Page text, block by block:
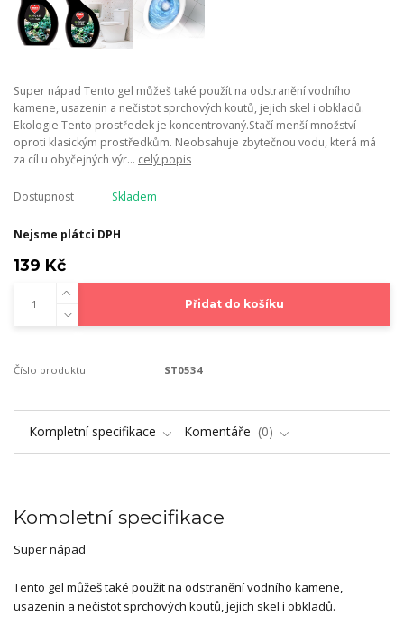
Super nápad Tento gel můžeš také použít na odstranění vodního
kamene, usazenin a nečistot sprchových koutů, jejich skel i obkladů.
Ekologie Tento prostředek je koncentrovaný.Stačí menší množství
oproti klasickým prostředkům. Neobsahuje zbytečnou vodu, která má
za cíl u obyčejných výr... celý popis
Dostupnost Skladem
Nejsme plátci DPH
139 Kč
Přidat do košíku
Číslo produktu: ST0534
Kompletní specifikace Komentáře 0
Kompletní specifikace
Super nápad
Tento gel můžeš také použít na odstranění vodního kamene,
usazenin a nečistot sprchových koutů, jejich skel i obkladů.